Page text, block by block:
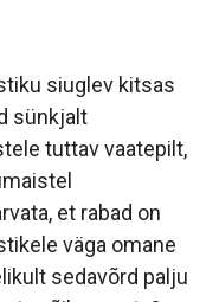
siuglev kitsas
sünkjalt
tuttav vaatepilt,
et rabad on
väga omane
sedavõrd palju